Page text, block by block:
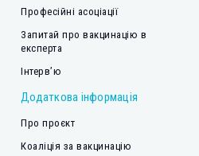
Професійні асоціації
Запитай про вакцинацію в
експерта
Інтерв’ю
Додаткова інформація
Про проєкт
Коаліція за вакцинацію